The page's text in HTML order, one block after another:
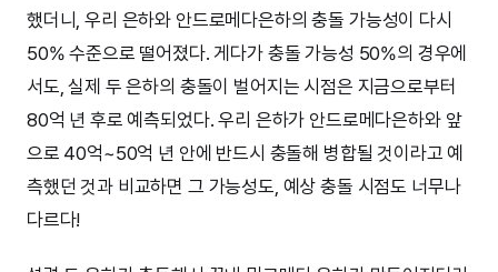
했더니, 우리 은하와 안드로메다은하의 충돌 가능성이 다시
50% 수준으로 떨어졌다. 게다가 충돌 가능성 50%의 경우에
서도, 실제 두 은하의 충돌이 벌어지는 시점은 지금으로부터
80억 년 후로 예측되었다. 우리 은하가 안드로메다은하와 앞
으로 40억~50억 년 안에 반드시 충돌해 병합될 것이라고 예
측했던 것과 비교하면 그 가능성도, 예상 충돌 시점도 너무나
다르다!